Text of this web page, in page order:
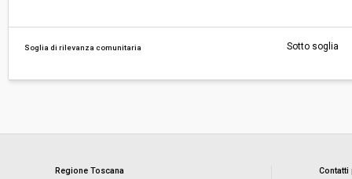
Soglia di rilevanza comunitaria Sotto soglia
Regione Toscana